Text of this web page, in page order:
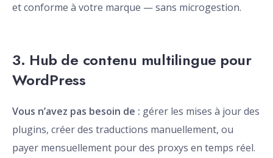
et conforme à votre marque — sans microgestion.
3. Hub de contenu multilingue pour
WordPress
Vous n’avez pas besoin de : gérer les mises à jour des
plugins, créer des traductions manuellement, ou
payer mensuellement pour des proxys en temps réel.